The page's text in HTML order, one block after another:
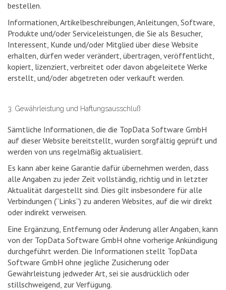
bestellen.
Informationen, Artikelbeschreibungen, Anleitungen, Software,
Produkte und/oder Serviceleistungen, die Sie als Besucher,
Interessent, Kunde und/oder Mitglied über diese Website
erhalten, dürfen weder verändert, übertragen, veröffentlicht,
kopiert, lizenziert, verbreitet oder davon abgeleitete Werke
erstellt, und/oder abgetreten oder verkauft werden.
3. Gewährleistung und Haftungsausschluß
Sämtliche Informationen, die die TopData Software GmbH
auf dieser Website bereitstellt, wurden sorgfältig geprüft und
werden von uns regelmäßig aktualisiert.
Es kann aber keine Garantie dafür übernehmen werden, dass
alle Angaben zu jeder Zeit vollständig, richtig und in letzter
Aktualität dargestellt sind. Dies gilt insbesondere für alle
Verbindungen (“Links”) zu anderen Websites, auf die wir direkt
oder indirekt verweisen.
Eine Ergänzung, Entfernung oder Änderung aller Angaben, kann
von der TopData Software GmbH ohne vorherige Ankündigung
durchgeführt werden. Die Informationen stellt TopData
Software GmbH ohne jegliche Zusicherung oder
Gewährleistung jedweder Art, sei sie ausdrücklich oder
stillschweigend, zur Verfügung.